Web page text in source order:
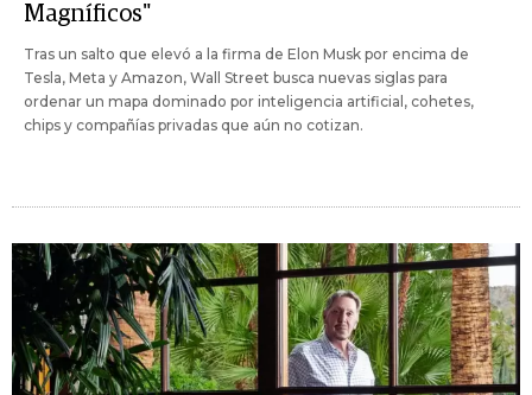
Magníficos"
Tras un salto que elevó a la firma de Elon Musk por encima de
Tesla, Meta y Amazon, Wall Street busca nuevas siglas para
ordenar un mapa dominado por inteligencia artificial, cohetes,
chips y compañías privadas que aún no cotizan.